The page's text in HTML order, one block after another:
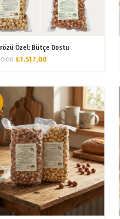
Özel: Bütçe Dostu
Orijinal
₺1.850,00.
₺1.517,00Şu
fiyat:
₺1.517,00.